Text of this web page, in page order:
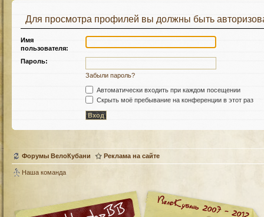
Для просмотра профилей вы должны быть
Имя
пользователя:
Пароль:
Забыли пароль?
Автоматически входить при каждом посещении
Скрыть моё пребывание на конференции в этот раз
Форумы ВелоКубани Реклама на сайте
Наша команда